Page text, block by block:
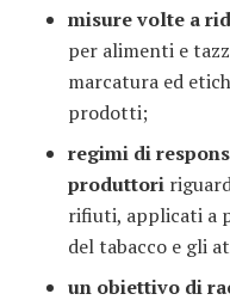
misure volte a
per alimenti e
marcatura ed
prodotti;
regimi di
produttori
rifiuti, applicati a
del tabacco e gli
un obiettivo di